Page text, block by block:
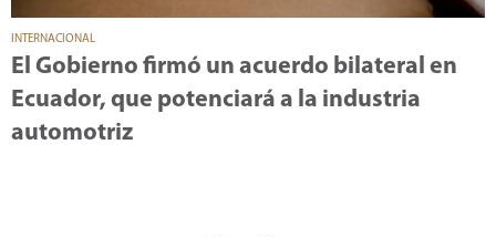
INTERNACIONAL
El Gobierno firmó un acuerdo bilateral en
Ecuador, que potenciará a la industria
automotriz